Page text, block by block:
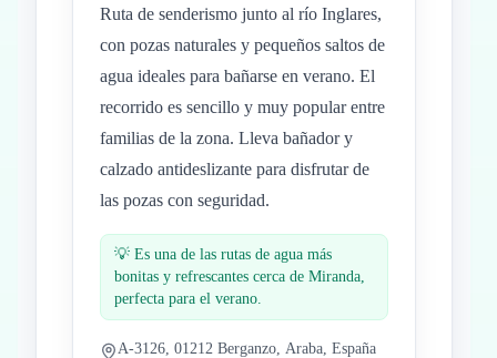
Ruta de senderismo junto al río Inglares,
con pozas naturales y pequeños saltos de
agua ideales para bañarse en verano. El
recorrido es sencillo y muy popular entre
familias de la zona. Lleva bañador y
calzado antideslizante para disfrutar de
las pozas con seguridad.
💡 Es una de las rutas de agua más
bonitas y refrescantes cerca de Miranda,
perfecta para el verano.
A-3126, 01212 Berganzo, Araba, España